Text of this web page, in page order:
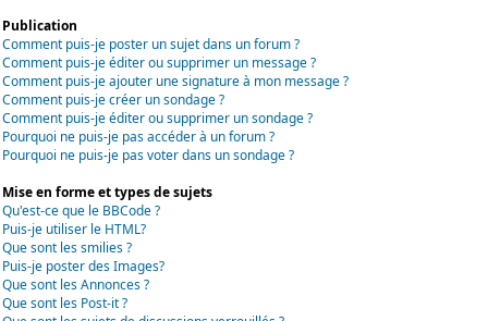
Publication
Comment puis-je poster un sujet dans un forum ?
Comment puis-je éditer ou supprimer un message ?
Comment puis-je ajouter une signature à mon message ?
Comment puis-je créer un sondage ?
Comment puis-je éditer ou supprimer un sondage ?
Pourquoi ne puis-je pas accéder à un forum ?
Pourquoi ne puis-je pas voter dans un sondage ?
Mise en forme et types de sujets
Qu'est-ce que le BBCode ?
Puis-je utiliser le HTML?
Que sont les smilies ?
Puis-je poster des Images?
Que sont les Annonces ?
Que sont les Post-it ?